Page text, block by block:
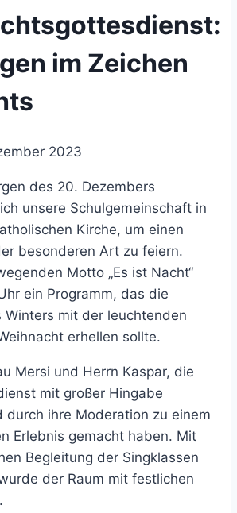
im Zeichen
2023
des 20. Dezembers
unsere Schulgemeinschaft in
Kirche, um einen
besonderen Art zu feiern.
Motto „Es ist Nacht“
ein Programm, das die
Winters mit der leuchtenden
erhellen sollte.
Mersi und Herrn Kaspar, die
mit großer Hingabe
durch ihre Moderation zu einem
Erlebnis gemacht haben. Mit
Begleitung der Singklassen
der Raum mit festlichen